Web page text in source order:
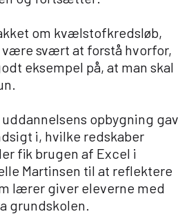
om kvælstofkredsløb,
svært at forstå hvorfor,
eksempel på, at man skal
opbygning gav
i, hvilke redskaber
fik brugen af Excel i
Martinsen til at reflektere
lærer giver eleverne med
grundskolen.